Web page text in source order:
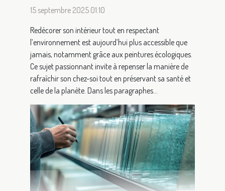
15 septembre 2025 01:10
Redécorer son intérieur tout en respectant
l’environnement est aujourd’hui plus accessible que
jamais, notamment grâce aux peintures écologiques.
Ce sujet passionnant invite à repenser la manière de
rafraîchir son chez-soi tout en préservant sa santé et
celle de la planète. Dans les paragraphes...